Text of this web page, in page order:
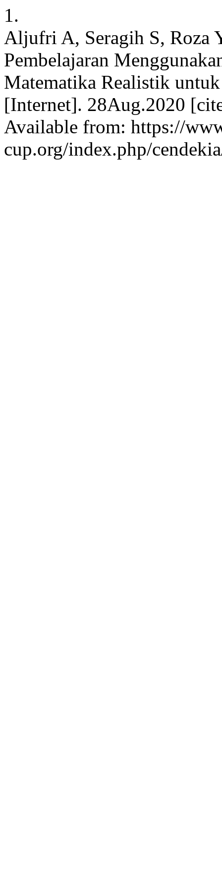
1.
Aljufri A, Seragih S, Roza
Pembelajaran
Matematika Realistik
[Internet]. 28Aug.2020
Available from: https://
cup.org/index.php/